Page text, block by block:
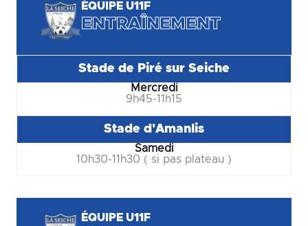
ÉQUIPE U11F
ENTRAÎNEMENT
Stade de Piré sur Seiche
Mercredi
9h45-11h15
Stade d'Amanlis
Samedi
10h30-11h30 ( si pas plateau )
ÉQUIPE U11F